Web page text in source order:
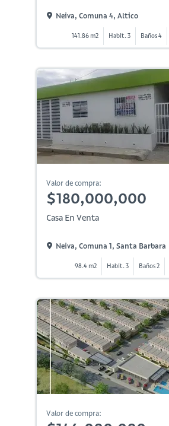
Neiva, Comuna 4, Altico
141.86 m2 Habit. 3 Baños 4
Valor de compra:
$180,000,000
Casa En Venta
Neiva, Comuna 1, Santa Barbara
98.4 m2 Habit. 3 Baños 2
Valor de compra: